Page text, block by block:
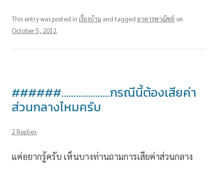
This entry was posted in เรื่องบ้าน and tagged อาคารพาณิชย์ on
October 5, 2012.
######………………..กรณีนี้ต้องเสียค่า
ส่วนกลางไหมครับ
2 Replies
แค่อยากรู้ครับ เห็นบางท่านถามการเสียค่าส่วนกลาง